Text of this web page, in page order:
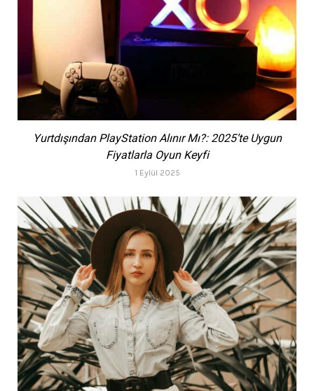
Yurtdışından PlayStation Alınır Mı?: 2025’te Uygun
Fiyatlarla Oyun Keyfi
1 Eylül 2025